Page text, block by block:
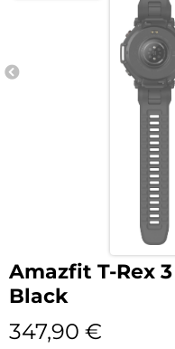
Amazfit T-Rex
Black
347,90 €